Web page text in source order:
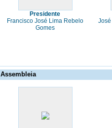
Presidente
Francisco José Lima Rebelo
Gomes
Assembleia